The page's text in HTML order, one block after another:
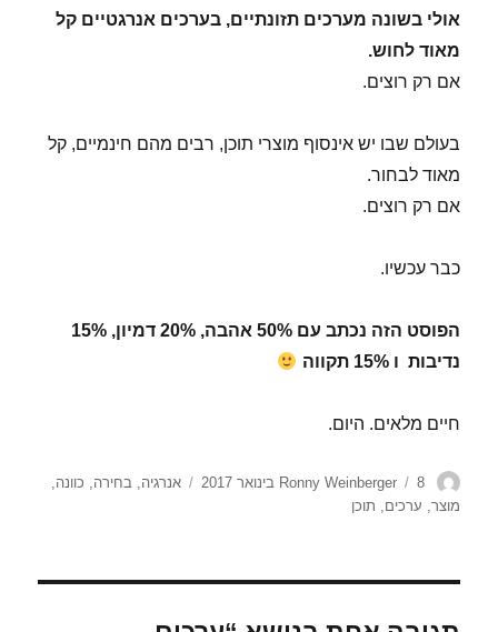
אולי בשונה מערכים תזונתיים, בערכים אנרגטיים קל
מאוד לחוש.
אם רק רוצים.
בעולם שבו יש אינסוף מוצרי תוכן, רבים מהם חינמיים, קל
מאוד לבחור.
אם רק רוצים.
כבר עכשיו.
הפוסט הזה נכתב עם 50% אהבה, 20% דמיון, 15%
נדיבות ו 15% תקווה
חיים מלאים. היום.
מחברRonny Weinberger
פורסם
בתאריך
8 בינואר 2017 תגיות
אנרגיה,בחירה, כוונה,
מוצר, ערכים, תוכן